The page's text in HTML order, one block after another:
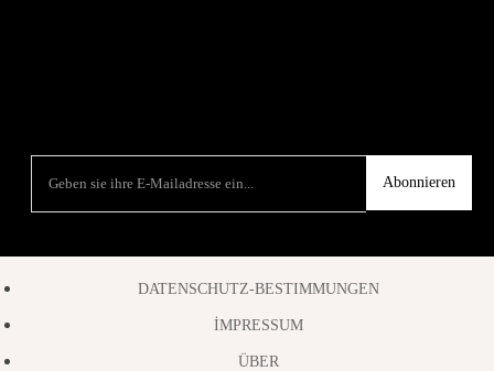
Abonnieren
DATENSCHUTZ-BESTIMMUNGEN
İMPRESSUM
ÜBER